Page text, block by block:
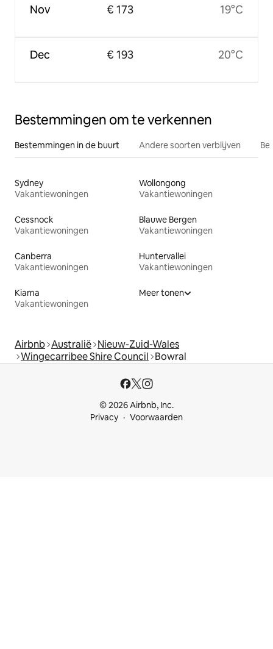
Nov
Dec
€ 173
€ 193
19°C
20°C
Bestemmingen om te verkennen
Bestemmingen in de buurt Andere soorten verblijven
Sydney
Vakantiewoningen
Wollongong
Vakantiewoningen
Cessnock
Vakantiewoningen
Blauwe Bergen
Vakantiewoningen
Canberra
Vakantiewoningen
Huntervallei
Vakantiewoningen
Kiama
Vakantiewoningen
Meer tonen
Airbnb Australië Nieuw-Zuid-Wales
Wingecarribee Shire Council Bowral
© 2026 Airbnb, Inc.
Privacy
Voorwaarden